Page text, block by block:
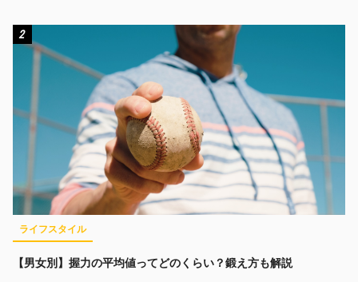
2
ライフスタイル
【男女別】握力の平均値ってどのくらい？鍛え方も解説